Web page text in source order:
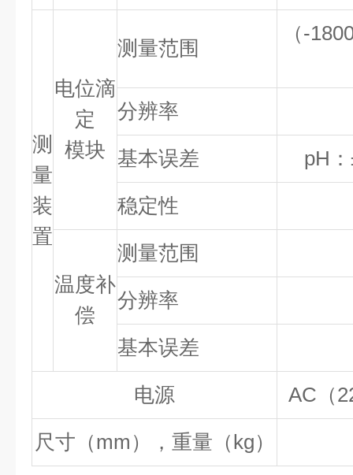
测
量
装
置
电位滴
定
模块
测量范围
（-
分辨率
基本误差
pH
稳定性
温度补
偿
测量范围
分辨率
基本误差
电源
AC（
尺寸（mm），重量（kg）